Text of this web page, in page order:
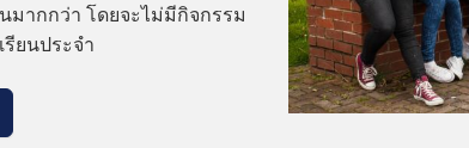
มากกว่า โดยจะไม่มีกิจกรรม
ยนประจำ